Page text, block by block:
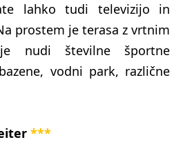
lahko tudi televizijo in
prostem je terasa z vrtnim
nudi številne športne
vodni park, različne
***